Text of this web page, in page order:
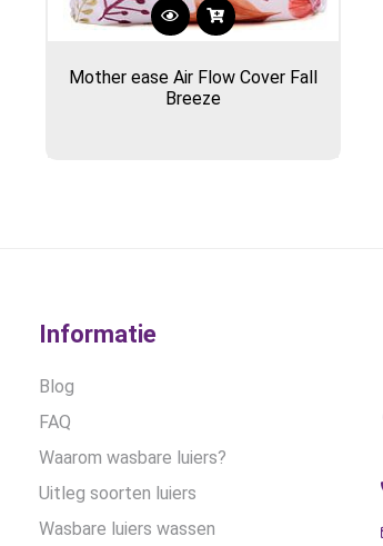
Mother ease Air Flow Cover Fall
Breeze
Informatie
Blog
FAQ
Waarom wasbare luiers?
Uitleg soorten luiers
Wasbare luiers wassen